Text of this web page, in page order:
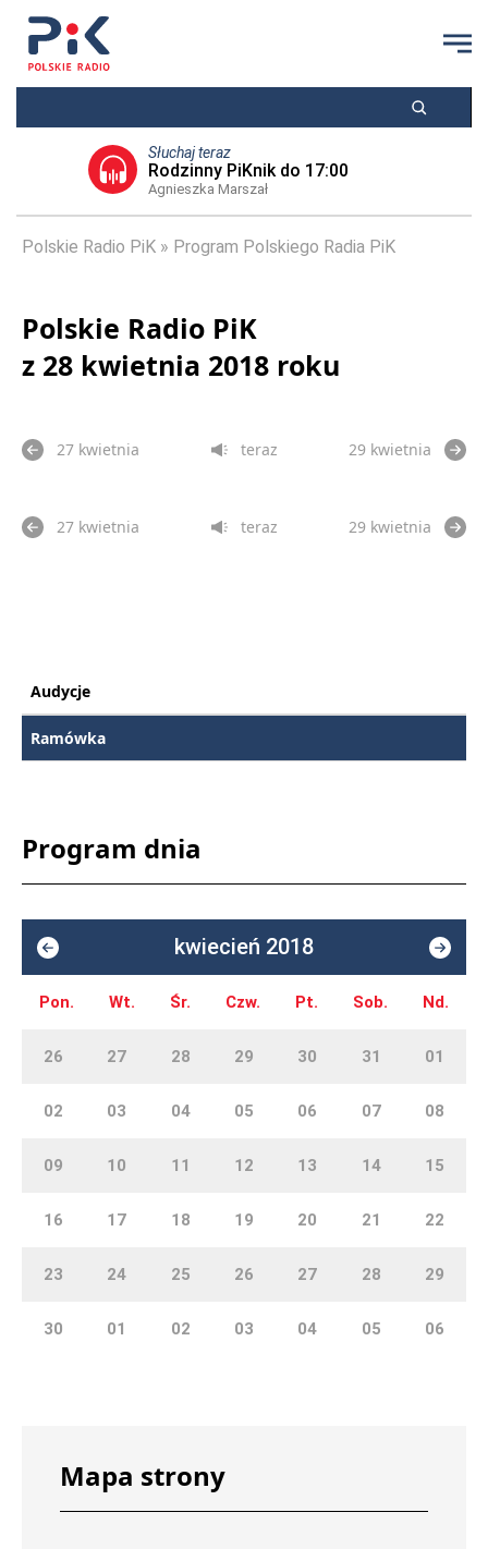
Słuchaj teraz
Rodzinny PiKnik do 17:00
Agnieszka Marszał
Polskie Radio PiK Program Polskiego Radia PiK
Polskie Radio PiK
z 28 kwietnia 2018 roku
27 kwietnia teraz 29 kwietnia
27 kwietnia teraz 29 kwietnia
Audycje
Ramówka
Program dnia
kwiecień 2018
Pon. Wt. Śr. Czw. Pt. Sob. Nd.
26 27 28 29 30 31 01
02 03 04 05 06 07 08
09 10 11 12 13 14 15
16 17 18 19 20 21 22
23 24 25 26 27 28 29
30 01 02 03 04 05 06
Mapa strony